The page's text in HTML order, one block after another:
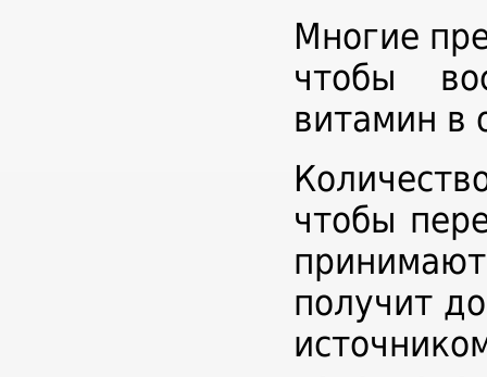
Многие
чтобы
витамин в
чтобы
получит